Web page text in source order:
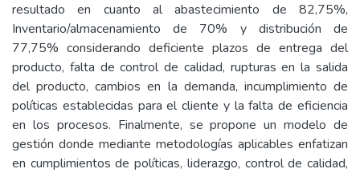
resultado en cuanto al abastecimiento de 82,75%,
Inventario/almacenamiento de 70% y distribución de
77,75% considerando deficiente plazos de entrega del
producto, falta de control de calidad, rupturas en la salida
del producto, cambios en la demanda, incumplimiento de
políticas establecidas para el cliente y la falta de eficiencia
en los procesos. Finalmente, se propone un modelo de
gestión donde mediante metodologías aplicables enfatizan
en cumplimientos de políticas, liderazgo, control de calidad,